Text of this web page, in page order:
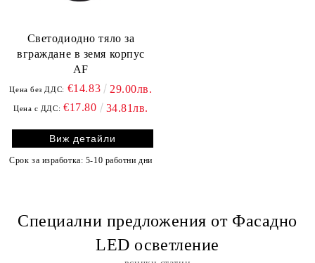
Светодиодно тяло за
вграждане в земя корпус
АF
Цена без ДДС: €14.83 29.00лв.
Цена с ДДС: €17.80 34.81лв.
Виж детайли
Срок за изработка: 5-10 работни дни
Специални предложения от Фасадно
LED осветление